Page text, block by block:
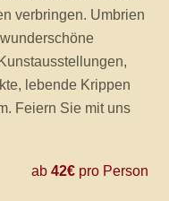
verbringen. Umbrien
lebende Krippen
Feiern Sie mit uns
ab 42€pro Person